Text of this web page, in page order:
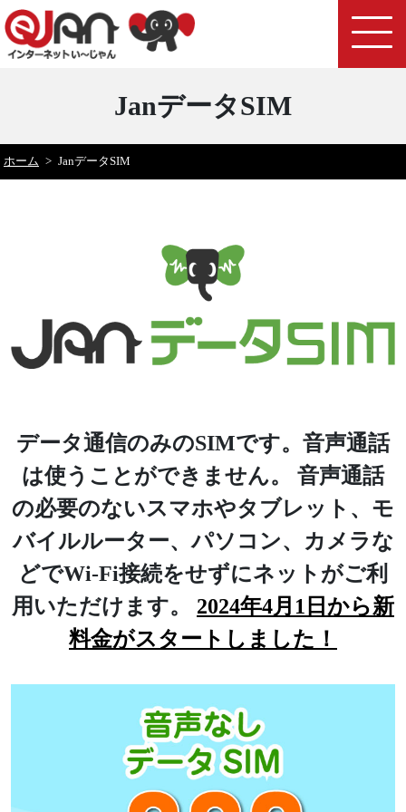
JanデータSIM
ホーム > JanデータSIM
データ通信のみのSIMです。音声通話
は使うことができません。 音声通話
の必要のないスマホやタブレット、モ
バイルルーター、パソコン、カメラな
どでWi-Fi接続をせずにネットがご利
用いただけます。 2024年4月1日から新
料金がスタートしました！